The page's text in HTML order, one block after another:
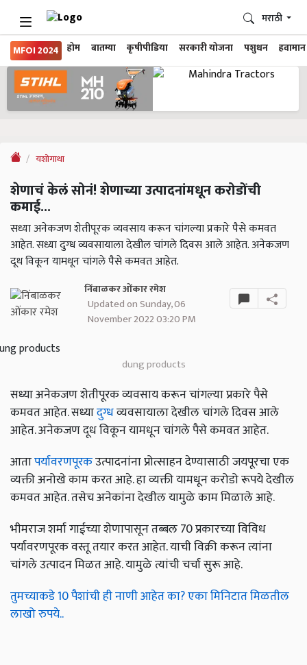
MFOI 2024 होम बातम्या कृषीपीडिया सरकारी योजना पशुधन हवामान
मराठी
यशोगाथा
शेणाचं केलं सोनं! शेणाच्या उत्पादनांमधून करोडोंची
कमाई...
सध्या अनेकजण शेतीपूरक व्यवसाय करून चांगल्या प्रकारे पैसे कमवत
आहेत. सध्या दुग्ध व्यवसायाला देखील चांगले दिवस आले आहेत. अनेकजण
दूध विकून यामधून चांगले पैसे कमवत आहेत.
निंबाळकर ओंकार रमेश
Updated on Sunday, 06
November 2022 03:20 PM
dung products
सध्या अनेकजण शेतीपूरक व्यवसाय करून चांगल्या प्रकारे पैसे
कमवत आहेत. सध्यादुग्धव्यवसायाला देखील चांगले दिवस आले
आहेत. अनेकजण दूध विकून यामधून चांगले पैसे कमवत आहेत.
आतापर्यावरणपूरकउत्पादनांना प्रोत्साहन देण्यासाठी जयपूरचा एक
व्यक्ती अनोखे काम करत आहे. हा व्यक्ती यामधून करोडो रूपये देखील
कमवत आहेत. तसेच अनेकांना देखील यामुळे काम मिळाले आहे.
भीमराज शर्मा गाईच्या शेणापासून तब्बल 70 प्रकारच्या विविध
पर्यावरणपूरक वस्तू तयार करत आहेत. याची विक्री करून त्यांना
चांगले उत्पादन मिळत आहे. यामुळे त्यांची चर्चा सुरू आहे.
तुमच्याकडे 10 पैशांची ही नाणी आहेत का? एका मिनिटात मिळतील
लाखो रुपये..